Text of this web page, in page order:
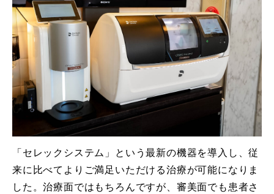
「セレックシステム」という最新の機器を導入し、従
来に比べてよりご満足いただける治療が可能になりま
した。治療面ではもちろんですが、審美面でも患者さ